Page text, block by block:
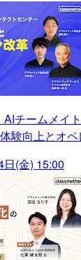
AIチームメイ
験向上とオ
(金) 15:00